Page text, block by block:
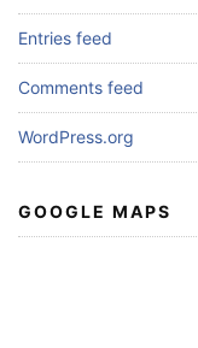
Entries feed
Comments feed
WordPress.org
GOOGLE MAPS